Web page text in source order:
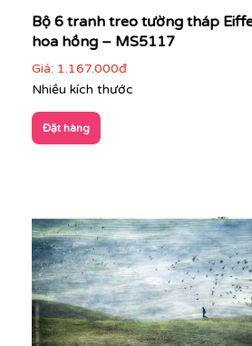
hợp nhiều đối tượng khách hàng
rối mắt
giác
cho không gian sống
Bộ 6 tranh treo tường tháp
hoa hồng – MS5117
Giá: 1.167.000đ
Nhiều kích thước
Đặt hàng